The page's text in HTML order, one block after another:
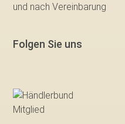
und nach Vereinbarung
Folgen Sie uns